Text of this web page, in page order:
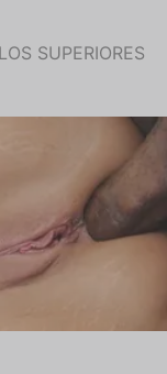
SUPERIORES